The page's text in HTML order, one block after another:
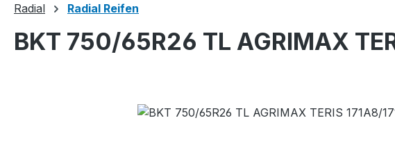
Radial Radial Reifen
BKT 750/65R26 TL AGRIMAX
Bildergalerie überspringen